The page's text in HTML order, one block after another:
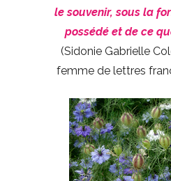
le souvenir, sous la
possédé et de ce
(Sidonie Gabrielle
femme de lettres